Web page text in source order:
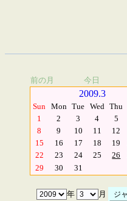
前の月 今日
2009.3
Sun Mon Tue Wed Thu
1
2 3 4 5
8
9 10 11 12
15
16 17 18 19
22
23 24 25 26
29
30 31
年 月